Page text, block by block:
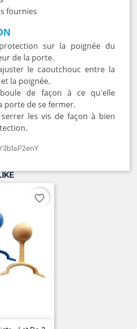
fournies
sur la poignée du
de la porte.
le caoutchouc entre la
la poignée.
de façon à ce qu'elle
porte de se fermer.
les vis de façon à bien
favorite_border